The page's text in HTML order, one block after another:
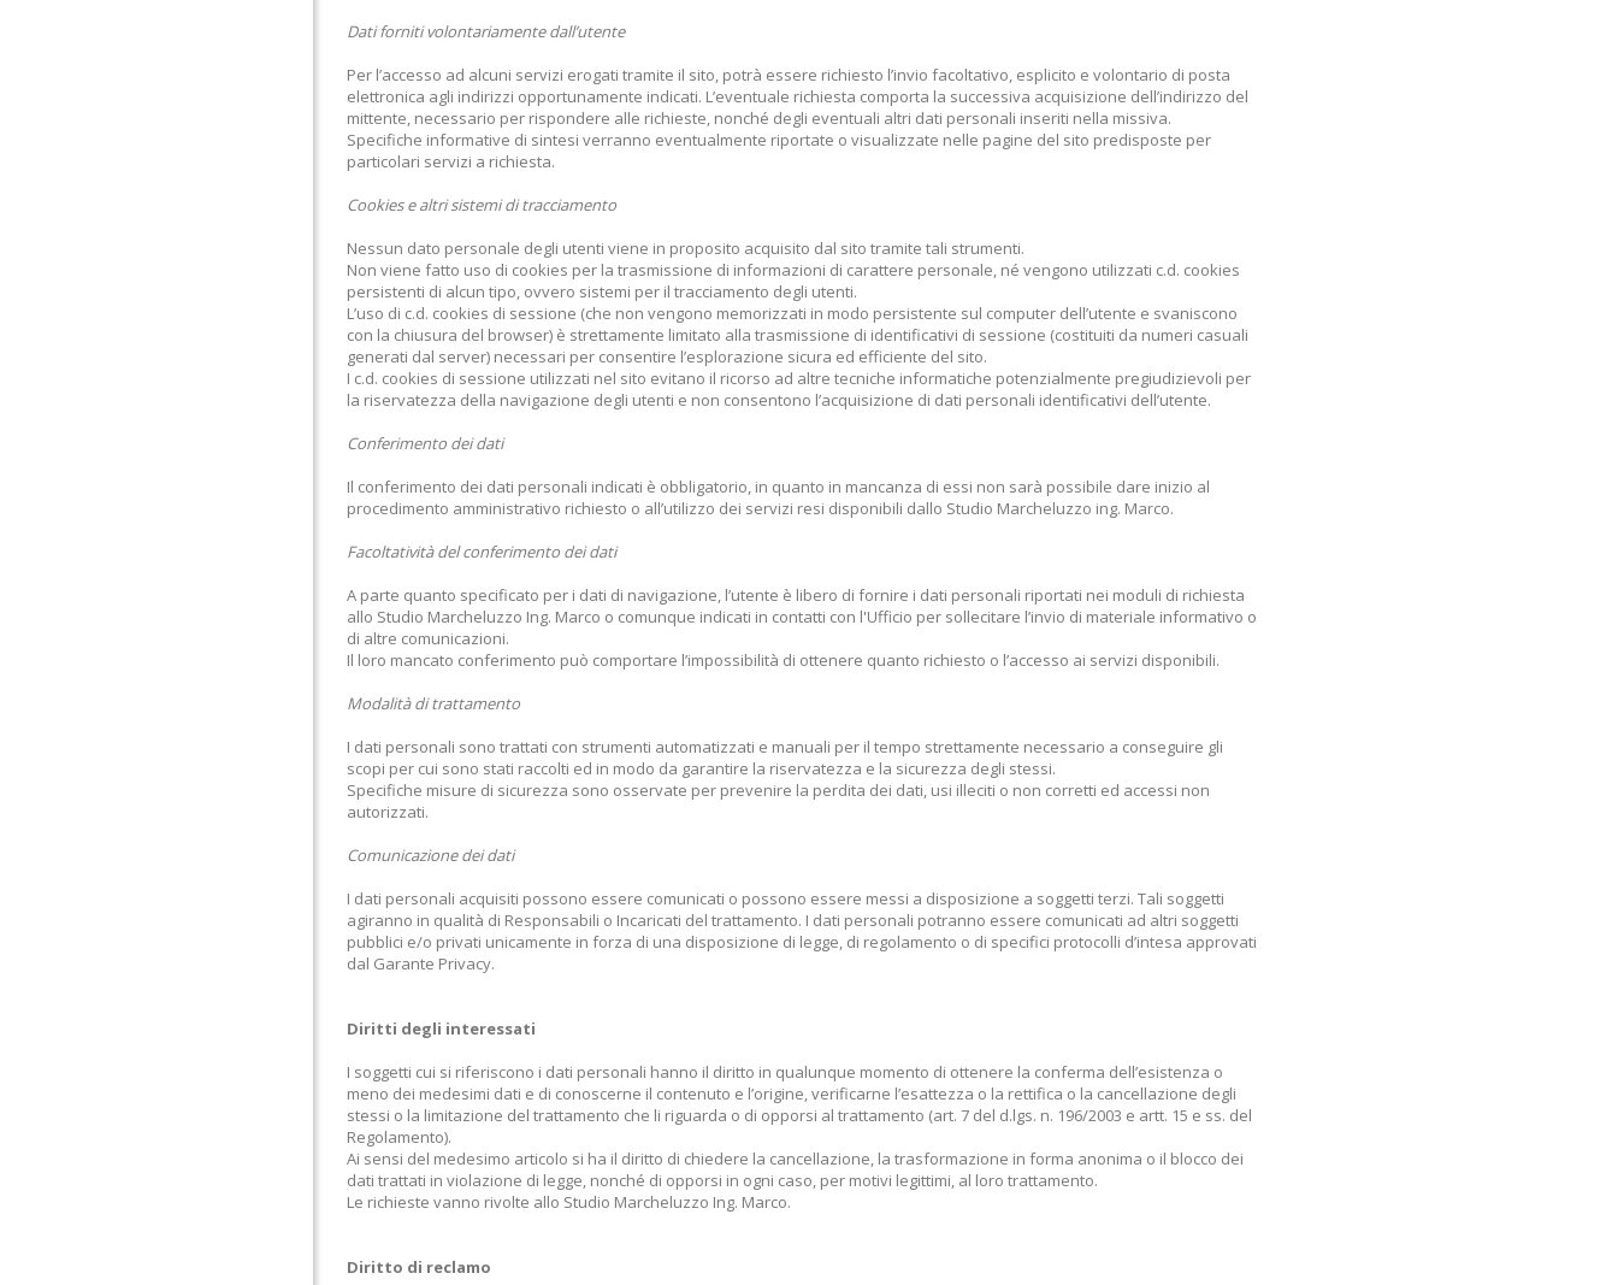
Dati forniti volontariamente dall’utente
Per l’accesso ad alcuni servizi erogati tramite il sito, potrà essere richiesto l’invio facoltativo, esplicito e volontario di posta
elettronica agli indirizzi opportunamente indicati. L’eventuale richiesta comporta la successiva acquisizione dell’indirizzo del
mittente, necessario per rispondere alle richieste, nonché degli eventuali altri dati personali inseriti nella missiva.
Specifiche informative di sintesi verranno eventualmente riportate o visualizzate nelle pagine del sito predisposte per
particolari servizi a richiesta.
Cookies e altri sistemi di tracciamento
Nessun dato personale degli utenti viene in proposito acquisito dal sito tramite tali strumenti.
Non viene fatto uso di cookies per la trasmissione di informazioni di carattere personale, né vengono utilizzati c.d. cookies
persistenti di alcun tipo, ovvero sistemi per il tracciamento degli utenti.
L’uso di c.d. cookies di sessione (che non vengono memorizzati in modo persistente sul computer dell’utente e svaniscono
con la chiusura del browser) è strettamente limitato alla trasmissione di identificativi di sessione (costituiti da numeri casuali
generati dal server) necessari per consentire l’esplorazione sicura ed efficiente del sito.
I c.d. cookies di sessione utilizzati nel sito evitano il ricorso ad altre tecniche informatiche potenzialmente pregiudizievoli per
la riservatezza della navigazione degli utenti e non consentono l’acquisizione di dati personali identificativi dell’utente.
Conferimento dei dati
Il conferimento dei dati personali indicati è obbligatorio, in quanto in mancanza di essi non sarà possibile dare inizio al
procedimento amministrativo richiesto o all’utilizzo dei servizi resi disponibili dallo Studio Marcheluzzo ing. Marco.
Facoltatività del conferimento dei dati
A parte quanto specificato per i dati di navigazione, l’utente è libero di fornire i dati personali riportati nei moduli di richiesta
allo Studio Marcheluzzo Ing. Marco o comunque indicati in contatti con l'Ufficio per sollecitare l’invio di materiale informativo o
di altre comunicazioni.
Il loro mancato conferimento può comportare l’impossibilità di ottenere quanto richiesto o l’accesso ai servizi disponibili.
Modalità di trattamento
I dati personali sono trattati con strumenti automatizzati e manuali per il tempo strettamente necessario a conseguire gli
scopi per cui sono stati raccolti ed in modo da garantire la riservatezza e la sicurezza degli stessi.
Specifiche misure di sicurezza sono osservate per prevenire la perdita dei dati, usi illeciti o non corretti ed accessi non
autorizzati.
Comunicazione dei dati
I dati personali acquisiti possono essere comunicati o possono essere messi a disposizione a soggetti terzi. Tali soggetti
agiranno in qualità di Responsabili o Incaricati del trattamento. I dati personali potranno essere comunicati ad altri soggetti
pubblici e/o privati unicamente in forza di una disposizione di legge, di regolamento o di specifici protocolli d’intesa approvati
dal Garante Privacy.
Diritti degli interessati
I soggetti cui si riferiscono i dati personali hanno il diritto in qualunque momento di ottenere la conferma dell’esistenza o
meno dei medesimi dati e di conoscerne il contenuto e l’origine, verificarne l’esattezza o la rettifica o la cancellazione degli
stessi o la limitazione del trattamento che li riguarda o di opporsi al trattamento (art. 7 del d.lgs. n. 196/2003 e artt. 15 e ss. del
Regolamento).
Ai sensi del medesimo articolo si ha il diritto di chiedere la cancellazione, la trasformazione in forma anonima o il blocco dei
dati trattati in violazione di legge, nonché di opporsi in ogni caso, per motivi legittimi, al loro trattamento.
Le richieste vanno rivolte allo Studio Marcheluzzo Ing. Marco.
Diritto di reclamo